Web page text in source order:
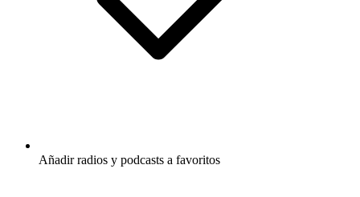
Añadir radios y podcasts a favoritos